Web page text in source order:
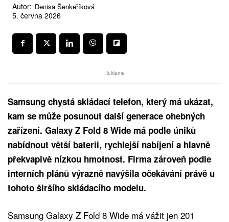
Autor: Denisa Šenkeříková
5. června 2026
Reklama
Samsung chystá skládací telefon, který má ukázat,
kam se může posunout další generace ohebných
zařízení. Galaxy Z Fold 8 Wide má podle úniků
nabídnout větší baterii, rychlejší nabíjení a hlavně
překvapivě nízkou hmotnost. Firma zároveň podle
interních plánů výrazně navýšila očekávání právě u
tohoto širšího skládacího modelu.
Samsung Galaxy Z Fold 8 Wide má vážit jen 201